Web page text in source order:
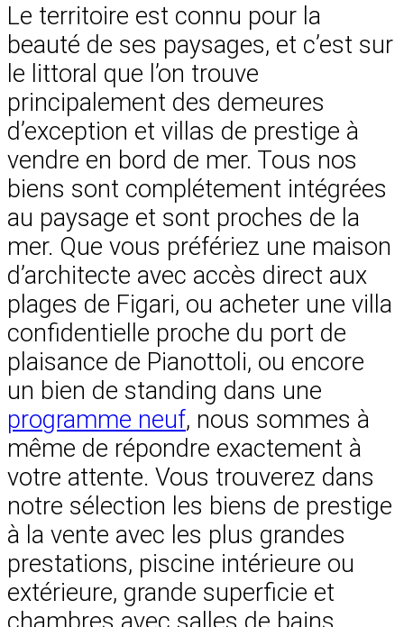
Le territoire est connu pour la
beauté de ses paysages, et c’est sur
le littoral que l’on trouve
principalement des demeures
d’exception et villas de prestige à
vendre en bord de mer. Tous nos
biens sont complétement intégrées
au paysage et sont proches de la
mer. Que vous préfériez une maison
d’architecte avec accès direct aux
plages de Figari, ou acheter une villa
confidentielle proche du port de
plaisance de Pianottoli, ou encore
un bien de standing dans une
programme neuf, nous sommes à
même de répondre exactement à
votre attente. Vous trouverez dans
notre sélection les biens de prestige
à la vente avec les plus grandes
prestations, piscine intérieure ou
extérieure, grande superficie et